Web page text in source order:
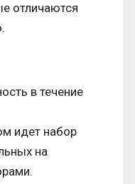
отличаются
в течение
идет набор
на